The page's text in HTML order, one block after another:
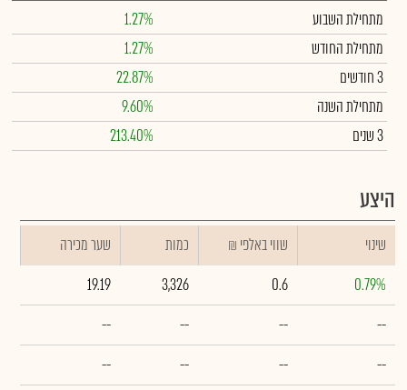
מתחילת השבוע
1.27%
מתחילת החודש
1.27%
3 חודשים
22.87%
מתחילת השנה
9.60%
3 שנים
213.40%
היצע
שינוי ₪ שווי באלפי כמות
שער מכירה
0.79%
0.6
3,326
19.19
--
--
--
--
--
--
--
--